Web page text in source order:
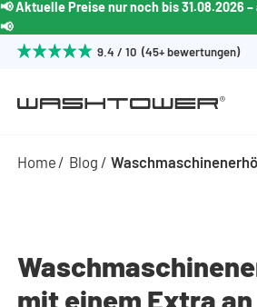
📢 Aktuelle Preise nur noch bis 31.08.2026
📢
9.4 / 10 (45+ bewertungen)
Home Blog
mit einem Extra an